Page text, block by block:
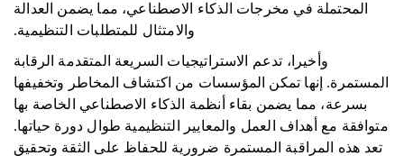
المحتملة في مخرجات الذكاء الاصطناعي، مما يضمن العدالة
والامتثال للمتطلبات التنظيمية.
وأخيرا، تدعم الاستراتيجيات السريعة المتقدمة الرقابة
المستمرة. إنها تمكن المؤسسات من اكتشاف المخاطر وتخفيفها
بسرعة، مما يضمن بقاء أنظمة الذكاء الاصطناعي الخاصة بها
متوافقة مع أهداف العمل والمعايير التنظيمية طوال دورة حياتها.
تعد هذه المراقبة المستمرة ضرورية للحفاظ على الثقة وتحقيق